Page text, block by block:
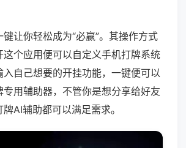
让你轻松成为“必赢”。其操作方式
这个应用便可以自定义手机打牌系统
自己想要的开挂功能，一键便可以
专用辅助器，不管你是想分享给好友
AI辅助都可以满足需求。